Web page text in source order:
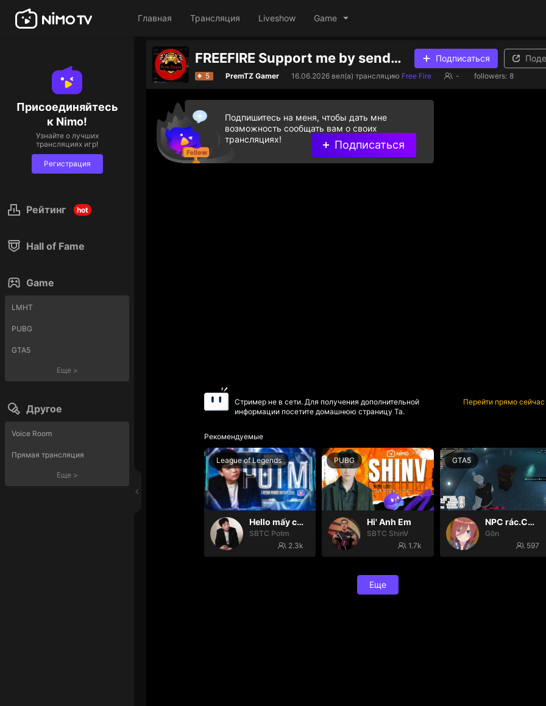
Главная Трансляция Liveshow Game
Присоединяйтесь
к Nimo!
Узнайте о лучших
трансляциях игр!
Регистрация
Рейтинг hot
Hall of Fame
Game
LMHT
PUBG
GTA5
Еще>
Другое
Voice Room
Прямая трансляция
Еще>
FREEFIRE Support me by sending gifts🙏😢 Подписаться
5 PremTZ Gamer 16.06.2026 вел(а) трансляцию Free Fire - followers: 8
Стример не в сети. Для получения дополнительной
информации посетите домашнюю страницу Та.
Перейти прямо сейчас
Рекомендуемые
League of Legends
Hello mấy cục Zàng nhaaa
SBTC Potm
2.3k
PUBG
Hi' Anh Em
SBTC ShinV
1.7k
GTA5
NPC rác.Cô ấy hp là được òi😭
Gôn
597
Еще
Подпишитесь на меня, чтобы дать мне
возможность сообщать вам о своих
трансляциях!
Подписаться